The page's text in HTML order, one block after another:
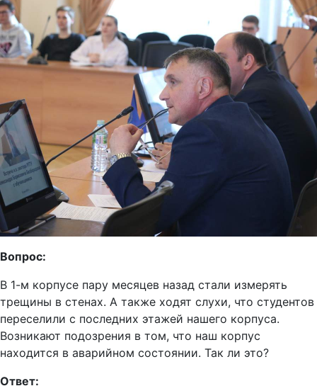
Вопрос:
В 1-м корпусе пару месяцев назад стали измерять
трещины в стенах. А также ходят слухи, что студентов
переселили с последних этажей нашего корпуса.
Возникают подозрения в том, что наш корпус
находится в аварийном состоянии. Так ли это?
Ответ: